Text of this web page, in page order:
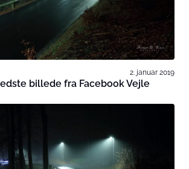
2. januar 2019
billede fra Facebook Vejle